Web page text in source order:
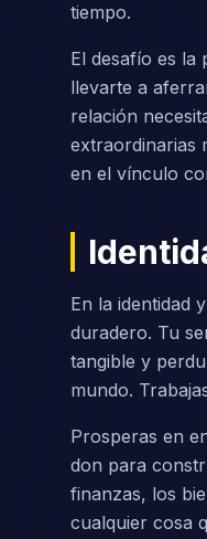
tiempo.
El desafío es la
llevarte a
relación
extraordinarias
en el vínculo
En la identidad
duradero. Tu
tangible y
mundo.
Prosperas en
don para
finanzas, los
cualquier cosa